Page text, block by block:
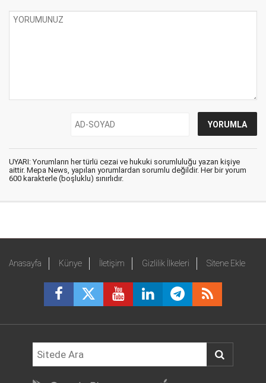
UYARI: Yorumların her türlü cezai ve hukuki sorumluluğu yazan kişiye
aittir. Mepa News, yapılan yorumlardan sorumlu değildir. Her bir yorum
600 karakterle (boşluklu) sınırlıdır.
Anasayfa Künye İletişim Gizlilik İlkeleri Sitene Ekle